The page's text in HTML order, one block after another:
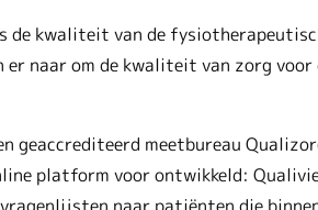
de kwaliteit van de
naar om de kwaliteit van zorg
geaccrediteerd meetbureau
platform voor ontwikkeld: